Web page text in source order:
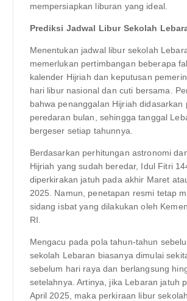
mempersiapkan liburan yang ideal.
Prediksi Jadwal Libur Sekolah
Menentukan jadwal libur sekolah
memerlukan pertimbangan beberapa
kalender Hijriah dan keputusan
hari libur nasional dan cuti bersama.
bahwa penanggalan Hijriah didasarkan
peredaran bulan, sehingga tanggal
bergeser setiap tahunnya.
Berdasarkan perhitungan astronomi
Hijriah yang sudah beredar, Idul Fitri
diperkirakan jatuh pada akhir Maret
2025. Namun, penetapan resmi tetap
sidang isbat yang dilakukan oleh
RI.
Mengacu pada pola tahun-tahun
sekolah Lebaran biasanya dimulai
sebelum hari raya dan berlangsung
setelahnya. Artinya, jika Lebaran jatuh
April 2025, maka perkiraan libur